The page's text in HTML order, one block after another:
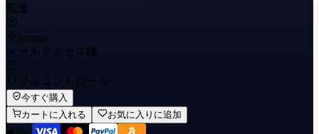
配送
Instant
メールアクセス権
フルコントロール
今すぐ購入
カートに入れる
お気に入りに追加